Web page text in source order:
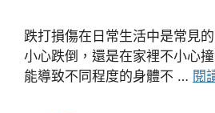
跌打損傷在日常生活中是常見
小心跌倒，還是在家裡不小心
能導致不同程度的身體不 … 閱